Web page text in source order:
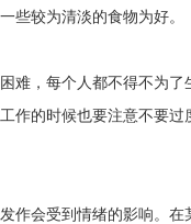
些较为清淡的食物为好。
难，每个人都不得不为
作的时候也要注意不要
作会受到情绪的影响。